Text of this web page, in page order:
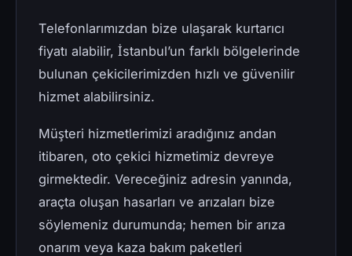
Telefonlarımızdan bize ulaşarak kurtarıcı
fiyatı alabilir, İstanbul’un farklı bölgelerinde
bulunan çekicilerimizden hızlı ve güvenilir
hizmet alabilirsiniz.
Müşteri hizmetlerimizi aradığınız andan
itibaren, oto çekici hizmetimiz devreye
girmektedir. Vereceğiniz adresin yanında,
araçta oluşan hasarları ve arızaları bize
söylemeniz durumunda; hemen bir arıza
onarım veya kaza bakım paketleri